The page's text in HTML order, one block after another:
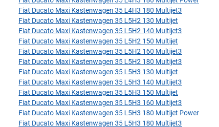
Fiat Ducato Maxi Kastenwagen 35 L4H3 180 Multijet3
Fiat Ducato Maxi Kastenwagen 35 L5H2 130 Multijet
Fiat Ducato Maxi Kastenwagen 35 L5H2 140 Multijet3
Fiat Ducato Maxi Kastenwagen 35 L5H2 150 Multijet
Fiat Ducato Maxi Kastenwagen 35 L5H2 160 Multijet3
Fiat Ducato Maxi Kastenwagen 35 L5H2 180 Multijet3
Fiat Ducato Maxi Kastenwagen 35 L5H3 130 Multijet
Fiat Ducato Maxi Kastenwagen 35 L5H3 140 Multijet3
Fiat Ducato Maxi Kastenwagen 35 L5H3 150 Multijet
Fiat Ducato Maxi Kastenwagen 35 L5H3 160 Multijet3
Fiat Ducato Maxi Kastenwagen 35 L5H3 180 Multijet Power
Fiat Ducato Maxi Kastenwagen 35 L5H3 180 Multijet3